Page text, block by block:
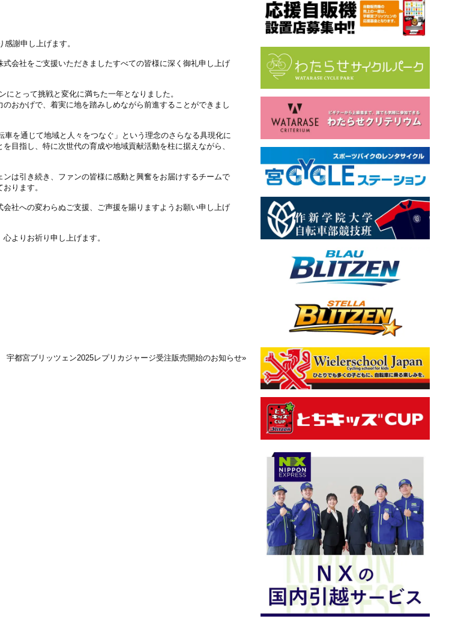
謝申し上げます。
会社をご支援いただきましたすべての皆様に深く御礼申し上げ
とって挑戦と変化に満ちた一年となりました。
おかげで、着実に地を踏みしめながら前進することができまし
車を通じて地域と人々をつなぐ」という理念のさらなる具現化に
目指し、特に次世代の育成や地域貢献活動を柱に据えながら、
は引き続き、ファンの皆様に感動と興奮をお届けするチームで
ります。
社への変わらぬご支援、ご声援を賜りますようお願い申し上げ
よりお祈り申し上げます。
宇都宮ブリッツェン2025レプリカジャージ受注販売開始のお知らせ»